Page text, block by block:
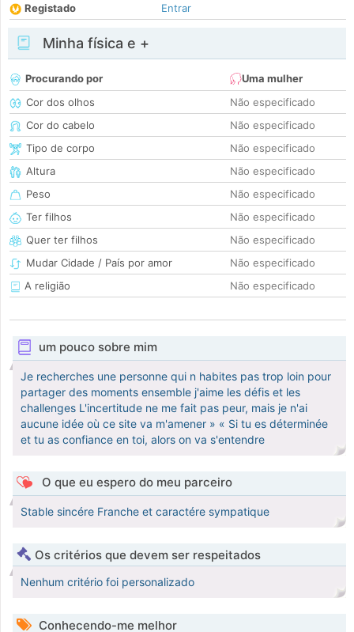
Registado
Entrar
Minha física e +
Procurando por
Uma mulher
Cor dos olhos
Não especificado
Cor do cabelo
Não especificado
Tipo de corpo
Não especificado
Altura
Não especificado
Peso
Não especificado
Ter filhos
Não especificado
Quer ter filhos
Não especificado
Mudar Cidade / País por amor
Não especificado
A religião
Não especificado
um pouco sobre mim
Je recherches une personne qui n habites pas trop loin pour
partager des moments ensemble j'aime les défis et les
challenges L'incertitude ne me fait pas peur, mais je n'ai
aucune idée où ce site va m'amener » « Si tu es déterminée
et tu as confiance en toi, alors on va s'entendre
O que eu espero do meu parceiro
Stable sincére Franche et caractére sympatique
Os critérios que devem ser respeitados
Nenhum critério foi personalizado
Conhecendo-me melhor